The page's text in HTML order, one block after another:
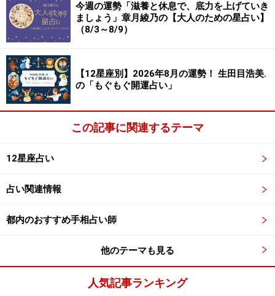
発想が枯渇気味……。元気な人と会って新鮮な空気を感じ
て。
＞【今週の運勢】を見る
＞【12星座別】今月の運勢を見る
今週の運勢「滋養と休息で、底力を上げていき
ましょう」章月綾乃の【大人のための星占い】
（8/3～8/9）
【12星座別】2026年8月の運勢！ 生田目浩美.
の「もぐもぐ開運占い」
この記事に関連するテーマ
12星座占い
占い関連情報
都内のおすすめ手相占い師
他のテーマも見る
人気記事ランキング